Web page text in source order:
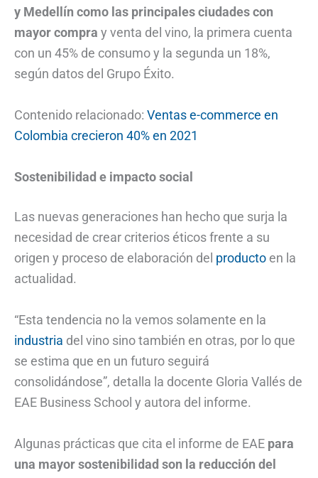
y Medellín como las principales ciudades con
mayor compra y venta del vino, la primera cuenta
con un 45% de consumo y la segunda un 18%,
según datos del Grupo Éxito.
Contenido relacionado: Ventas e-commerce en
Colombia crecieron 40% en 2021
Sostenibilidad e impacto social
Las nuevas generaciones han hecho que surja la
necesidad de crear criterios éticos frente a su
origen y proceso de elaboración del producto en la
actualidad.
“Esta tendencia no la vemos solamente en la
industria del vino sino también en otras, por lo que
se estima que en un futuro seguirá
consolidándose”, detalla la docente Gloria Vallés de
EAE Business School y autora del informe.
Algunas prácticas que cita el informe de EAE para
una mayor sostenibilidad son la reducción del